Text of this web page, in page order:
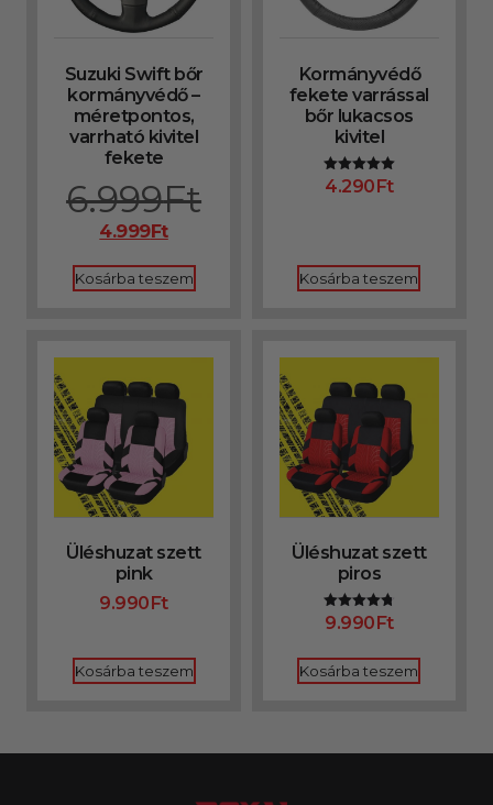
Suzuki Swift bőr
kormányvédő –
méretpontos,
varrható kivitel
fekete
6.999Ft
4.999Ft
Kosárba teszem
Kormányvédő
fekete varrással
bőr lukacsos
kivitel
Értékelés:
5.00
4.290Ft
Kosárba teszem
Üléshuzat szett
pink
9.990Ft
Kosárba teszem
Üléshuzat szett
piros
Értékelés:
4.75
9.990Ft
Kosárba teszem